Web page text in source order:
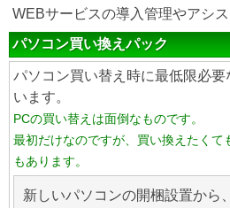
WEBサービスの導入管理やアシス
パソコン買い換えパック
パソコン買い替え時に最低限必
います。
PCの買い替えは面倒なものです。
最初だけなのですが、買い換えたくて
もあります。
新しいパソコンの開梱設置から